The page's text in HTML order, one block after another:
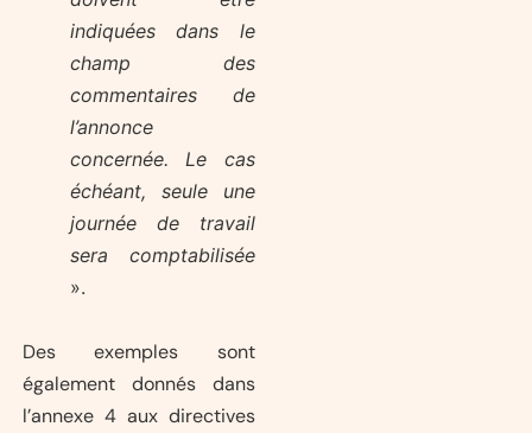
indiquées dans le
champ des
commentaires de
l’annonce
concernée. Le cas
échéant, seule une
journée de travail
sera comptabilisée
».
Des exemples sont
également donnés dans
l’annexe 4 aux directives